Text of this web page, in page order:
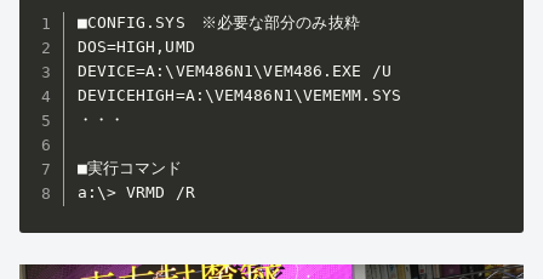
■CONFIG.SYS　※必要な部分のみ抜粋
DOS=HIGH,UMD
DEVICE=A:\VEM486N1\VEM486.EXE /U
DEVICEHIGH=A:\VEM486N1\VEMEMM.SYS
・・・
■実行コマンド
a:\> VRMD /R